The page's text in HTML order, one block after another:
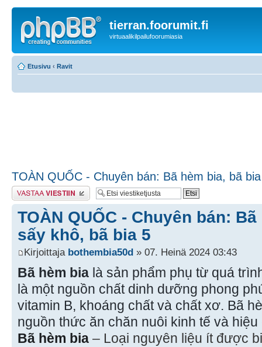
tierran.foorumit.fi
virtuaalikilpailufoorumiasia
Etusivu ‹ Ravit
TOÀN QUỐC - Chuyên bán: Bã hèm bia, bã
Lähetä vastaus
TOÀN QUỐC - Chuyên bán:
sấy khô, bã bia 5
Kirjoittaja bothembia50d » 07. Heinä 2024 03:43
Bã hèm bia là sản phẩm phụ từ quá
là một nguồn chất dinh dưỡng phong
vitamin B, khoáng chất và chất xơ. Bã
nguồn thức ăn chăn nuôi kinh tế và hiệu
Bã hèm bia – Loại nguyên liệu ít được